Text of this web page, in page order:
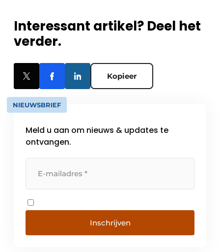
Interessant artikel? Deel het
verder.
Kopieer
NIEUWSBRIEF
Meld u aan om nieuws & updates te
ontvangen.
Inschrijven